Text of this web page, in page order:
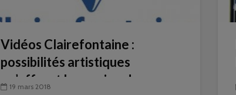
Vidéos Clairefontaine :
possibilités artistiques
qu’offrent les papiers !
19 mars 2018